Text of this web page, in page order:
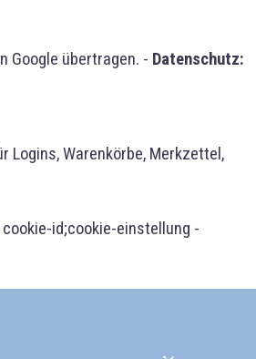
Google übertragen. - Datenschutz:
Logins, Warenkörbe, Merkzettel,
cookie-id;cookie-einstellung -